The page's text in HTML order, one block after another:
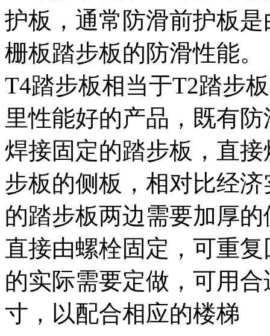
护板，通常防滑前护板
栅板踏步板的防滑性能。
T4踏步板相当于T2踏步
里性能好的产品，既有
焊接固定的踏步板，直
步板的侧板，相对比经
的踏步板两边需要加厚
直接由螺栓固定，可重
的实际需要定做，可用
寸，以配合相应的楼梯